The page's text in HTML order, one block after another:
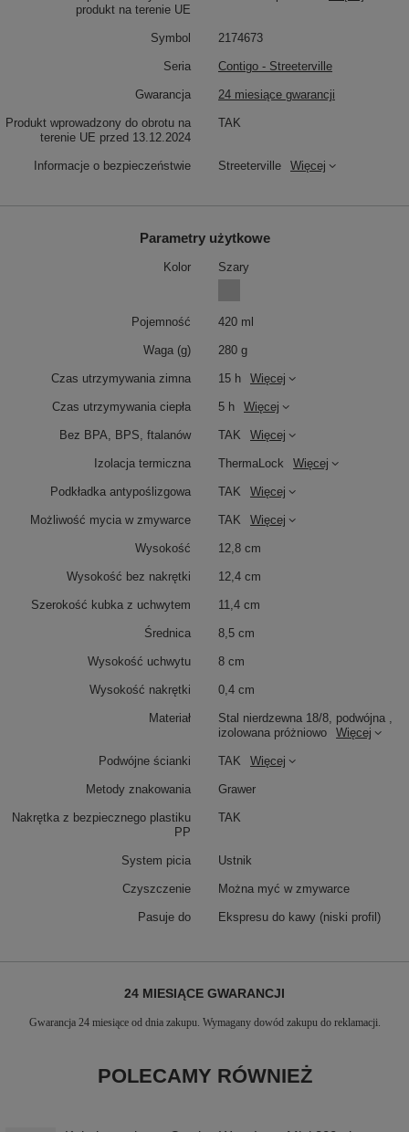
produkt na terenie UE
Symbol 2174673
Seria Contigo - Streeterville
Gwarancja 24 miesiące gwarancji
Produkt wprowadzony do obrotu na
terenie UE przed 13.12.2024
TAK
Informacje o bezpieczeństwie Streeterville Więcej
Parametry użytkowe
Kolor Szary
Pojemność 420 ml
Waga (g) 280 g
Czas utrzymywania zimna 15 h Więcej
Czas utrzymywania ciepła 5 h Więcej
Bez BPA, BPS, ftalanów TAK Więcej
Izolacja termiczna ThermaLock Więcej
Podkładka antypoślizgowa TAK Więcej
Możliwość mycia w zmywarce TAK Więcej
Wysokość 12,8 cm
Wysokość bez nakrętki 12,4 cm
Szerokość kubka z uchwytem 11,4 cm
Średnica 8,5 cm
Wysokość uchwytu 8 cm
Wysokość nakrętki 0,4 cm
Materiał
Stal nierdzewna 18/8, podwójna ,
izolowana próżniowo
Więcej
Podwójne ścianki TAK Więcej
Metody znakowania Grawer
Nakrętka z bezpiecznego plastiku
PP
TAK
System picia Ustnik
Czyszczenie Można myć w zmywarce
Pasuje do Ekspresu do kawy (niski profil)
24 MIESIĄCE GWARANCJI
Gwarancja 24 miesiące od dnia zakupu. Wymagany dowód zakupu do reklamacji.
POLECAMY RÓWNIEŻ